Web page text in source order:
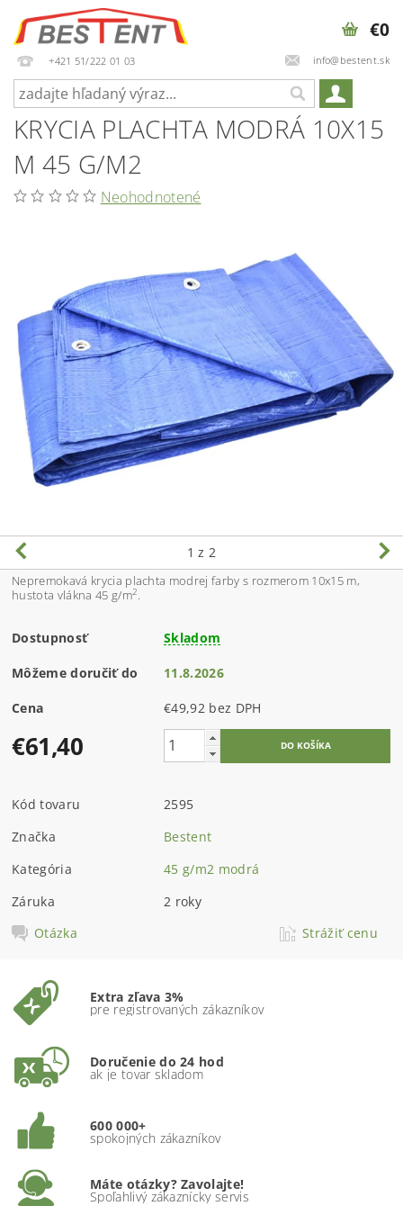
+421 51/222 01 03 info@bestent.sk
€0
KRYCIA PLACHTA MODRÁ 10X15
M 45 G/M2
Neohodnotené
1 z 2
Nepremokavá krycia plachta modrej farby s rozmerom 10x15 m,
hustota vlákna 45 g/m2
Dostupnosť Skladom
Môžeme doručiť do 11.8.2026
Cena €49,92 bez DPH
€61,40
Kód tovaru
2595
Značka
Bestent
Kategória
45 g/m2 modrá
Záruka
2 roky
Otázka
Strážiť cenu
Extra zľava 3%
pre registrovaných zákazníkov
Doručenie do 24 hod
ak je tovar skladom
600 000+
spokojných zákazníkov
Máte otázky? Zavolajte!
Spoľahlivý zákaznícky servis